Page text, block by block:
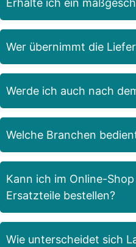
Erhalte ich ein
Wer übernimmt die
Werde ich auch nach
Welche Branchen
Kann ich im Online-
Ersatzteile bestellen?
Wie unterscheidet sich